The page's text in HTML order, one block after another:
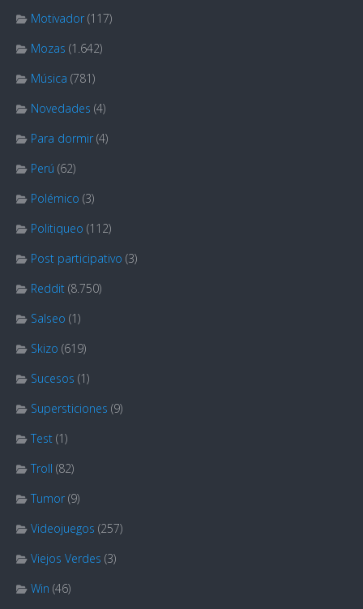
Motivador (117)
Mozas (1.642)
Música (781)
Novedades (4)
Para dormir (4)
Perú (62)
Polémico (3)
Politiqueo (112)
Post participativo (3)
Reddit (8.750)
Salseo (1)
Skizo (619)
Sucesos (1)
Supersticiones (9)
Test (1)
Troll (82)
Tumor (9)
Videojuegos (257)
Viejos Verdes (3)
Win (46)